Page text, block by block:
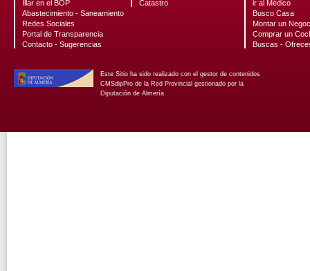
Illar en el BOP
Abastecimiento - Saneamiento
Redes Sociales
Portal de Transparencia
Contacto - Sugerencias
Catastro
ir al Médico
Busco Casa
Montar un
Comprar un
Buscas -
Este Sitio ha sido realizado con el gestor de contenidos
CMSdipPro de la Red Provincial gestionado por la
Diputación de Almería